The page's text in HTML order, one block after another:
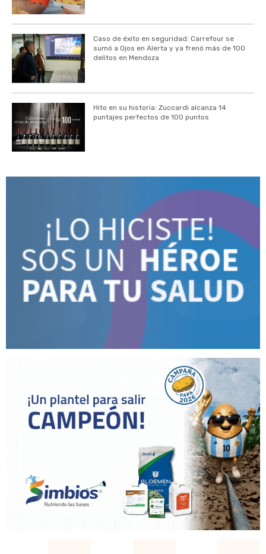
Caso de éxito en seguridad: Carrefour se
sumó a Ojos en Alerta y ya frenó más de 100
delitos en Mendoza
Hito en su historia: Zuccardi alcanza 14
puntajes perfectos de 100 puntos